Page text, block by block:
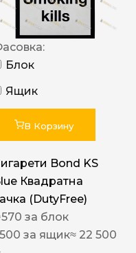
Блок
Ящик
В Корзину
Bond KS
Квадратна
(DutyFree)
570 за блок
500 за ящик≈ 22 500